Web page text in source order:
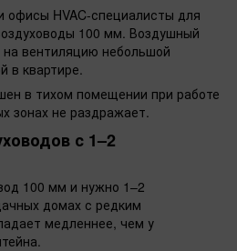
HVAC-специалисты для
100 мм. Воздушный
на вентиляцию небольшой
в квартире.
в тихом помещении при работе
зонах не раздражает.
с 1–2
100 мм и нужно 1–2
домах с редким
медленнее, чем у